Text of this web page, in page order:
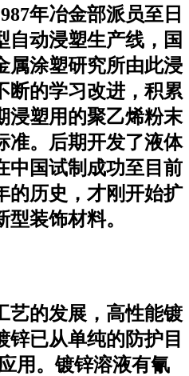
年冶金部派员至日
自动浸塑生产线，国
属涂塑研究所由此浸
断的学习改进，积累
浸塑用的聚乙烯粉末
准。后期开发了液体
中国试制成功至目前
的历史，才刚开始扩
装饰材料。
艺的发展，高性能镀
锌已从单纯的防护目
用。镀锌溶液有氰